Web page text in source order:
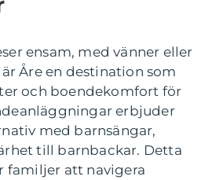
ensam, med vänner eller
Åre en destination som
och boendekomfort för
erbjuder
med barnsängar,
till barnbackar. Detta
familjer att navigera